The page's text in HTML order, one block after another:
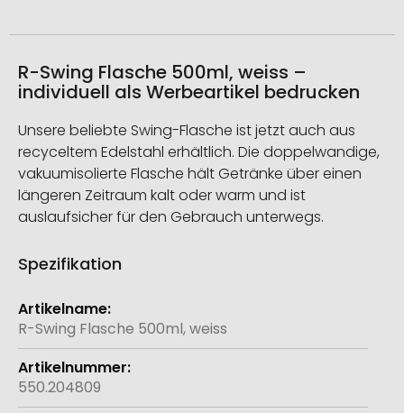
R-Swing Flasche 500ml, weiss –
individuell als Werbeartikel bedrucken
Unsere beliebte Swing-Flasche ist jetzt auch aus
recyceltem Edelstahl erhältlich. Die doppelwandige,
vakuumisolierte Flasche hält Getränke über einen
längeren Zeitraum kalt oder warm und ist
auslaufsicher für den Gebrauch unterwegs.
Spezifikation
Weitere
Informationen
R-Swing Flasche 500ml, weiss
550.204809